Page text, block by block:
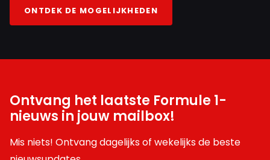
ONTDEK DE MOGELIJKHEDEN
Ontvang het laatste Formule 1-
nieuws in jouw mailbox!
Mis niets! Ontvang dagelijks of wekelijks de beste